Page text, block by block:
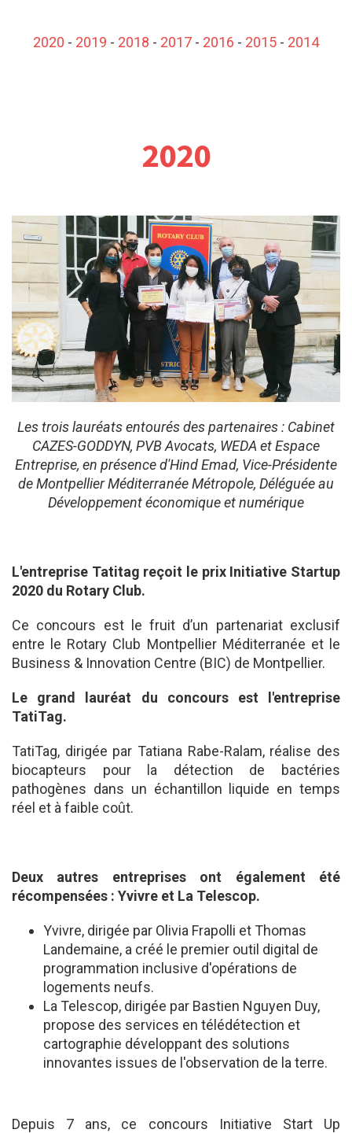
2020 - 2019 - 2018 - 2017 - 2016 - 2015 - 2014
2020
Les trois lauréats entourés des partenaires : Cabinet
CAZES-GODDYN, PVB Avocats, WEDA et Espace
Entreprise, en présence d'Hind Emad, Vice-Présidente
de Montpellier Méditerranée Métropole, Déléguée au
Développement économique et numérique
L'entreprise Tatitag reçoit le prix Initiative Startup
2020 du Rotary Club.
Ce concours est le fruit d’un partenariat exclusif
entre le Rotary Club Montpellier Méditerranée et le
Business & Innovation Centre (BIC) de Montpellier.
Le grand lauréat du concours est l'entreprise
TatiTag.
TatiTag, dirigée par Tatiana Rabe-Ralam, réalise des
biocapteurs pour la détection de bactéries
pathogènes dans un échantillon liquide en temps
réel et à faible coût.
Deux autres entreprises ont également été
récompensées : Yvivre et La Telescop.
Yvivre, dirigée par Olivia Frapolli et Thomas
Landemaine, a créé le premier outil digital de
programmation inclusive d'opérations de
logements neufs.
La Telescop, dirigée par Bastien Nguyen Duy,
propose des services en télédétection et
cartographie développant des solutions
innovantes issues de l'observation de la terre.
Depuis 7 ans, ce concours Initiative Start Up